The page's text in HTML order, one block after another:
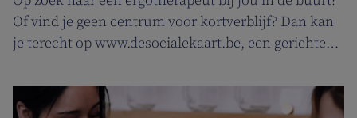
Of vind je geen centrum voor kortverblijf? Dan kan
je terecht op www.desocialekaart.be, een gerichte
gezondheidszorg en welzijn. Heel handig voor zowel
patiënten als zorgverleners.